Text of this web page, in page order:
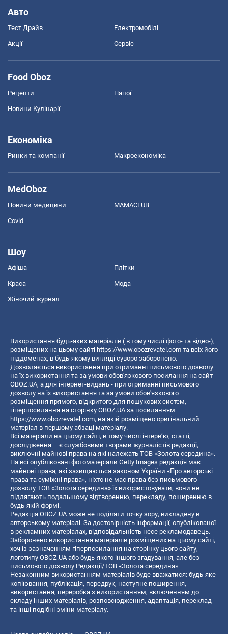
Авто
Тест Драйв Електромобілі
Акції Сервіс
Food Oboz
Рецепти Напої
Новини Кулінарії
Економіка
Ринки та компанії Макроекономіка
MedOboz
Новини медицини MAMACLUB
Covid
Шоу
Афіша Плітки
Краса Мода
Жіночий журнал
Використання будь-яких матеріалів ( в тому числі фото- та відео-),
розміщених на цьому сайті https://www.obozrevatel.com та всіх його
піддоменах, в будь-якому вигляді суворо заборонено.
Дозволяється використання при отриманні письмового дозволу
на їх використання та за умови обов'язкового посилання на сайт
OBOZ.UA, а для інтернет-видань - при отриманні письмового
дозволу на їх використання та за умови обов'язкового
розміщення прямого, відкритого для пошукових систем,
гіперпосилання на сторінку OBOZ.UA за посиланням
https://www.obozrevatel.com, на якій розміщено оригінальний
матеріал в першому абзаці матеріалу.
Всі матеріали на цьому сайті, в тому числі інтерв’ю, статті,
дослідження – є службовими творами журналістів редакції,
виключні майнові права на які належать ТОВ «Золота середина».
На всі опубліковані фотоматеріали Getty Images редакція має
майнові права, які захищаються законом України «Про авторські
права та суміжні права», ніхто не має права без письмового
дозволу ТОВ «Золота середина» їх використовувати, вони не
підлягають подальшому відтворенню, перекладу, поширенню в
будь-якій формі.
Редакція OBOZ.UA може не поділяти точку зору, викладену в
авторському матеріалі. За достовірність інформації, опублікованої
в рекламних матеріалах, відповідальність несе рекламодавець.
Заборонено використання матеріалів розміщених на цьому сайті,
хоч із зазначенням гіперпосилання на сторінку цього сайту,
логотипу OBOZ.UA або будь-якого іншого згадування, але без
письмового дозволу Редакції/ТОВ «Золота середина»
Незаконним використанням матеріалів буде вважатися: будь-яке
копiювання, публiкацiя, передрук, наступне поширення,
використання, переробка з використанням, включенням до
складу інших матеріалів, розповсюдження, адаптація, переклад
та інші подібні зміни матеріалу.